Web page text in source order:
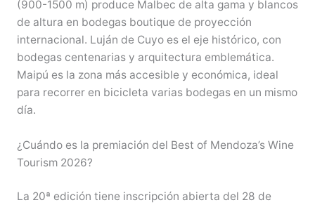
(900-1500 m) produce Malbec de alta gama y blancos
de altura en bodegas boutique de proyección
internacional. Luján de Cuyo es el eje histórico, con
bodegas centenarias y arquitectura emblemática.
Maipú es la zona más accesible y económica, ideal
para recorrer en bicicleta varias bodegas en un mismo
día.
¿Cuándo es la premiación del Best of Mendoza’s Wine
Tourism 2026?
La 20ª edición tiene inscripción abierta del 28 de